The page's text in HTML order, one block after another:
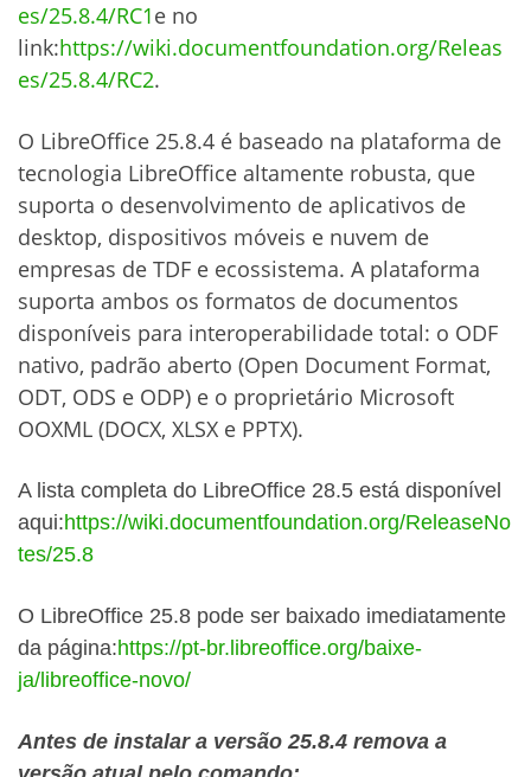
es/25.8.4/RC1e no
link:https://wiki.documentfoundation.org/Releas
es/25.8.4/RC2.
O LibreOffice 25.8.4 é baseado na plataforma de
tecnologia LibreOffice altamente robusta, que
suporta o desenvolvimento de aplicativos de
desktop, dispositivos móveis e nuvem de
empresas de TDF e ecossistema. A plataforma
suporta ambos os formatos de documentos
disponíveis para interoperabilidade total: o ODF
nativo, padrão aberto (Open Document Format,
ODT, ODS e ODP) e o proprietário Microsoft
OOXML (DOCX, XLSX e PPTX).
A lista completa do LibreOffice 28.5 está disponível
aqui:https://wiki.documentfoundation.org/ReleaseNo
tes/25.8
O LibreOffice 25.8 pode ser baixado imediatamente
da página:https://pt-br.libreoffice.org/baixe-
ja/libreoffice-novo/
Antes de instalar a versão 25.8.4 remova a